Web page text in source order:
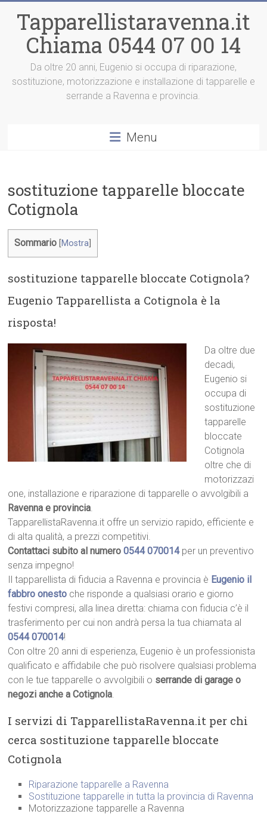
contenuto
Tapparellistaravenna.it
Chiama 0544 07 00 14
Da oltre 20 anni, Eugenio si occupa di riparazione,
sostituzione, motorizzazione e installazione di tapparelle e
serrande a Ravenna e provincia.
Menu
sostituzione tapparelle bloccate
Cotignola
Sommario Mostra
sostituzione tapparelle bloccate Cotignola?
Eugenio Tapparellista a Cotignola è la
risposta!
Da oltre due
decadi,
Eugenio si
occupa di
sostituzione
tapparelle
bloccate
Cotignola
oltre che di
motorizzazi
one, installazione e riparazione di tapparelle o avvolgibili a
Ravenna e provincia.
TapparellistaRavenna.it offre un servizio rapido, efficiente e
di alta qualità, a prezzi competitivi.
Contattaci subito al numero0544 070014per un preventivo
senza impegno!
Il tapparellista di fiducia a Ravenna e provincia è Eugenio il
fabbro onesto che risponde a qualsiasi orario e giorno
festivi compresi, alla linea diretta: chiama con fiducia c’è il
trasferimento per cui non andrà persa la tua chiamata al
0544 070014!
Con oltre 20 anni di esperienza, Eugenio è un professionista
qualificato e affidabile che può risolvere qualsiasi problema
con le tue tapparelle o avvolgibili o serrande di garage o
negozi anche a Cotignola.
I servizi di TapparellistaRavenna.it per chi
cerca sostituzione tapparelle bloccate
Cotignola
Riparazione tapparelle a Ravenna
Sostituzione tapparelle in tutta la provincia di Ravenna
Motorizzazione tapparelle a Ravenna